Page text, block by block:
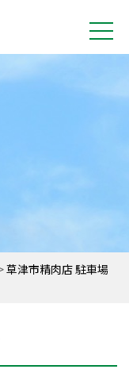
草津市精肉店 駐車場